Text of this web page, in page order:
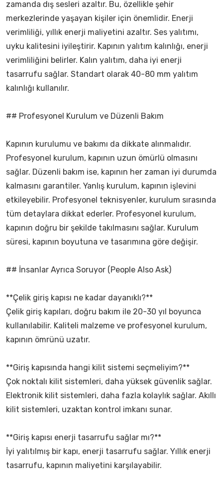
zamanda dış sesleri azaltır. Bu, özellikle şehir
merkezlerinde yaşayan kişiler için önemlidir. Enerji
verimliliği, yıllık enerji maliyetini azaltır. Ses yalıtımı,
uyku kalitesini iyileştirir. Kapının yalıtım kalınlığı, enerji
verimliliğini belirler. Kalın yalıtım, daha iyi enerji
tasarrufu sağlar. Standart olarak 40-80 mm yalıtım
kalınlığı kullanılır.
## Profesyonel Kurulum ve Düzenli Bakım
Kapının kurulumu ve bakımı da dikkate alınmalıdır.
Profesyonel kurulum, kapının uzun ömürlü olmasını
sağlar. Düzenli bakım ise, kapının her zaman iyi durumda
kalmasını garantiler. Yanlış kurulum, kapının işlevini
etkileyebilir. Profesyonel teknisyenler, kurulum sırasında
tüm detaylara dikkat ederler. Profesyonel kurulum,
kapının doğru bir şekilde takılmasını sağlar. Kurulum
süresi, kapının boyutuna ve tasarımına göre değişir.
## İnsanlar Ayrıca Soruyor (People Also Ask)
**Çelik giriş kapısı ne kadar dayanıklı?**
Çelik giriş kapıları, doğru bakım ile 20-30 yıl boyunca
kullanılabilir. Kaliteli malzeme ve profesyonel kurulum,
kapının ömrünü uzatır.
**Giriş kapısında hangi kilit sistemi seçmeliyim?**
Çok noktalı kilit sistemleri, daha yüksek güvenlik sağlar.
Elektronik kilit sistemleri, daha fazla kolaylık sağlar. Akıllı
kilit sistemleri, uzaktan kontrol imkanı sunar.
**Giriş kapısı enerji tasarrufu sağlar mı?**
İyi yalıtılmış bir kapı, enerji tasarrufu sağlar. Yıllık enerji
tasarrufu, kapının maliyetini karşılayabilir.